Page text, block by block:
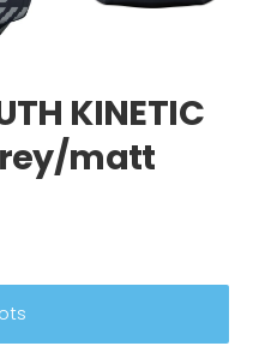
KINETIC
matt